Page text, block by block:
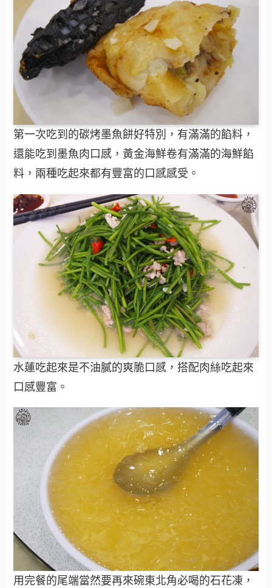
第一次吃到的碳烤墨魚餅好特別，有滿滿的餡料，
還能吃到墨魚肉口感，黃金海鮮卷有滿滿的海鮮餡
料，兩種吃起來都有豐富的口感感受。
水蓮吃起來是不油膩的爽脆口感，搭配肉絲吃起來
口感豐富。
用完餐的尾端當然要再來碗東北角必喝的石花凍，